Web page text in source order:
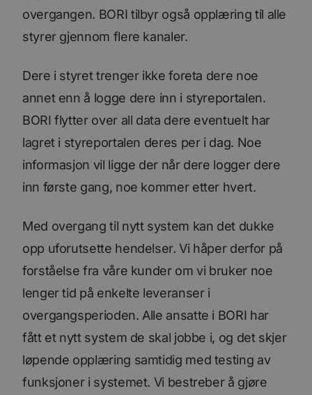
overgangen. BORI tilbyr også opplæring til alle
styrer gjennom flere kanaler.
Dere i styret trenger ikke foreta dere noe
annet enn å logge dere inn i styreportalen.
BORI flytter over all data dere eventuelt har
lagret i styreportalen deres per i dag. Noe
informasjon vil ligge der når dere logger dere
inn første gang, noe kommer etter hvert.
Med overgang til nytt system kan det dukke
opp uforutsette hendelser. Vi håper derfor på
forståelse fra våre kunder om vi bruker noe
lenger tid på enkelte leveranser i
overgangsperioden. Alle ansatte i BORI har
fått et nytt system de skal jobbe i, og det skjer
løpende opplæring samtidig med testing av
funksjoner i systemet. Vi bestreber å gjøre